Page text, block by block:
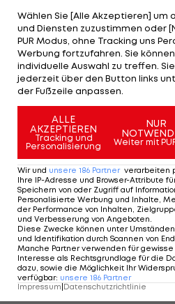
ändernde Regelwerk, die
Renn-Geschehen ablenken.
Weil Ecclestone zudem
einem tragfähigen Konzept
den sozialen Netzwerken
Teams um ihre Attraktivität
Sponsoren.
Briatore-Idee sorgt für
Für Kopfschütteln sorgte
Bosses, den überführten
(Manipulationsskandal im
2008/Anm.) Flavio Briatore
Verbesserung der Grand-
Wählen Sie [Alle Akzeptieren] um
und Diensten zuzustimmen oder
PUR Modus, ohne Tracking uns
Werbung fortzufahren. Sie
individuelle Auswahl zu treffen.
jederzeit über den Button links
der Fußzeile anpassen.
ALLE
AKZEPTIEREN
Tracking und
Personalisierung
NUR
Weiter mit
Wir und unsere 186 Partner verarbeiten
Ihre IP-Adresse und Browser-Attribute
Speichern von oder Zugriff auf
Personalisierte Werbung und Inhalte,
der Performance von Inhalten,
und Verbesserung von Angeboten.
Diese Zwecke können unter
und Identifikation durch Scannen von
Manche Partner verwenden für
Interesse als Rechtsgrundlage für die
dazu, sowie die Möglichkeit Ihr
verfügbar: unsere 186 Partner
Impressum Datenschutzrichtlinie